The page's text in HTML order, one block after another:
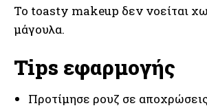
Το toasty makeup δεν νοείται
μάγουλα.
Tips εφαρμογής
Προτίμησε ρουζ σε